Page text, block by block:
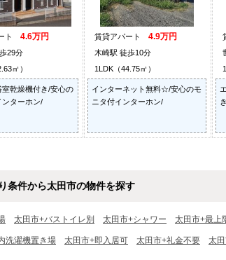
ト 4.6万円
29分
㎡）
室乾燥機付き/安心の
ンターホン/
賃貸アパート 4.9万円
木崎駅 徒歩10分
1LDK（44.75㎡）
インターネット無料☆/安心のモ
ニタ付インターホン/
条件から太田市の物件を探す
太田市+バストイレ別 太田市+シャワー 太田市+最上
洗濯機置き場 太田市+即入居可 太田市+礼金不要 太